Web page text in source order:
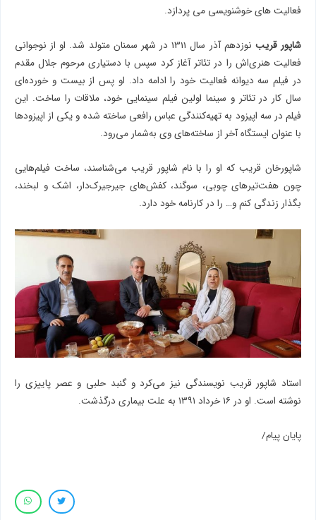
فعالیت های خوشنویسی می پردازد.
شاپور قریب
نوزدهم آذر سال 1311 در شهر سمنان متولد شد. او از نوجوانی
فعالیت هنری‌اش را در تئاتر آغاز کرد سپس با دستیاری مرحوم جلال مقدم
در فیلم سه دیوانه فعالیت خود را ادامه داد. او پس از بیست و خورده‌ای
سال کار در تئاتر و سینما اولین فیلم سینمایی خود، ملاقات را ساخت. این
فیلم در سه اپیزود به تهیه‌کنندگی عباس رافعی ساخته شده و یکی از اپیزودها
با عنوان ایستگاه آخر از ساخته‌های وی به‌شمار می‌رود.
شاپورخان قریب که او را با نام شاپور قریب می‌شناسند، ساخت فیلم‌هایی
چون هفت‌تیرهای چوبی، سوگند، کفش‌های جیرجیرک‌دار، اشک و لبخند،
بگذار زندگی کنم و… را در کارنامه خود دارد.
استاد شاپور قریب نویسندگی نیز می‌کرد و گنبد حلبی و عصر پاییزی را
نوشته است. او در ۱۶ خرداد ۱۳۹۱ به علت بیماری درگذشت.
پایان پیام/